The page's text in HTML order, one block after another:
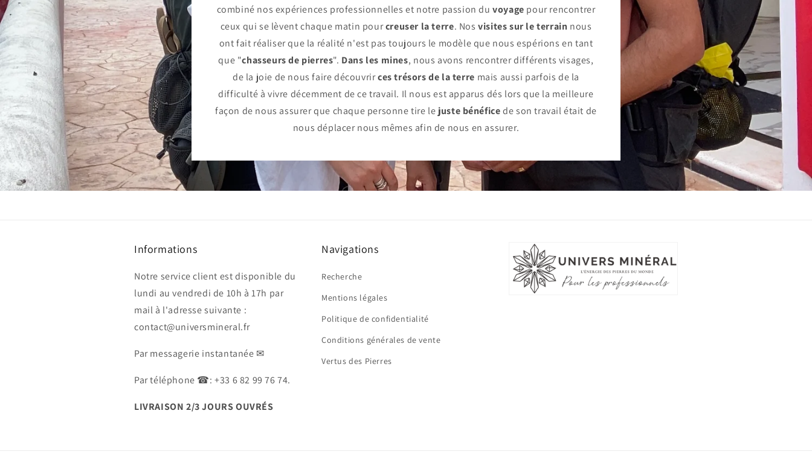
combiné nos expériences professionnelles et notre passion duvoyage pour rencontrer
ceux qui se lèvent chaque matin pourcreuser la terre. Nosvisites sur le terrain nous
ont fait réaliser que la réalité n'est pas toujours le modèle que nous espérions en tant
que "chasseurs de pierres". Dans les mines, nous avons rencontrer différents visages,
de la joie de nous faire découvrirces trésors de la terre mais aussi parfois de la
difficulté à vivre décemment de ce travail. Il nous est apparus dés lors que la meilleure
façon de nous assurer que chaque personne tire le juste bénéficede son travail était de
nous déplacer nous mêmes afin de nous en assurer.
Informations
Notre service client est disponible du
lundi au vendredi de 10h à 17h par
mail à l'adresse suivante :
contact@universmineral.fr
Par messagerie instantanée ✉
Par téléphone ☎: +33 6 82 99 76 74.
LIVRAISON 2/3 JOURS OUVRÉS
Navigations
Recherche
Mentions légales
Politique de confidentialité
Conditions générales de vente
Vertus des Pierres